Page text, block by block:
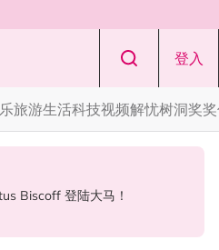
登入
旅游生活科技视频解忧树洞奖
口秀专场 《笑笑笑笑丧》”！10
替身曝光！“替完蜘蛛人，马上
Biscoff 登陆大马！